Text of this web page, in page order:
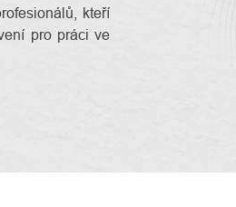
kteří
pro práci ve